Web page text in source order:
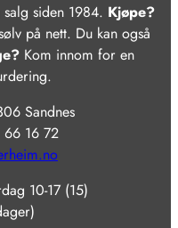
siden 1984. Kjøpe?
på nett. Du kan også
Kom innom for en
Sandnes
16 72
10-17 (15)